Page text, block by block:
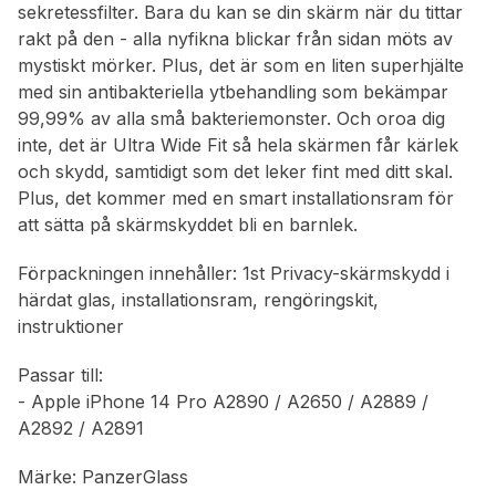
sekretessfilter. Bara du kan se din skärm när du tittar
rakt på den - alla nyfikna blickar från sidan möts av
mystiskt mörker. Plus, det är som en liten superhjälte
med sin antibakteriella ytbehandling som bekämpar
99,99% av alla små bakteriemonster. Och oroa dig
inte, det är Ultra Wide Fit så hela skärmen får kärlek
och skydd, samtidigt som det leker fint med ditt skal.
Plus, det kommer med en smart installationsram för
att sätta på skärmskyddet bli en barnlek.
Förpackningen innehåller: 1st Privacy-skärmskydd i
härdat glas, installationsram, rengöringskit,
instruktioner
Passar till:
- Apple iPhone 14 Pro A2890 / A2650 / A2889 /
A2892 / A2891
Märke: PanzerGlass